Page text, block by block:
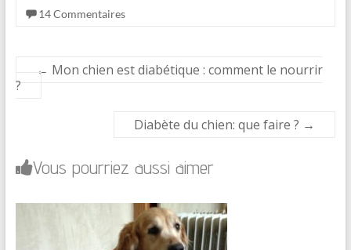
14 Commentaires
← Mon chien est diabétique : comment le nourrir
?
Diabète du chien: que faire ? →
Vous pourriez aussi aimer